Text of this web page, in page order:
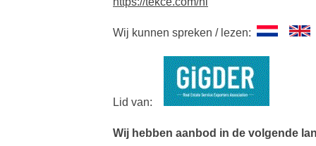
Wij kunnen spreken / lezen:
Lid van:
Wij hebben aanbod in de volgende